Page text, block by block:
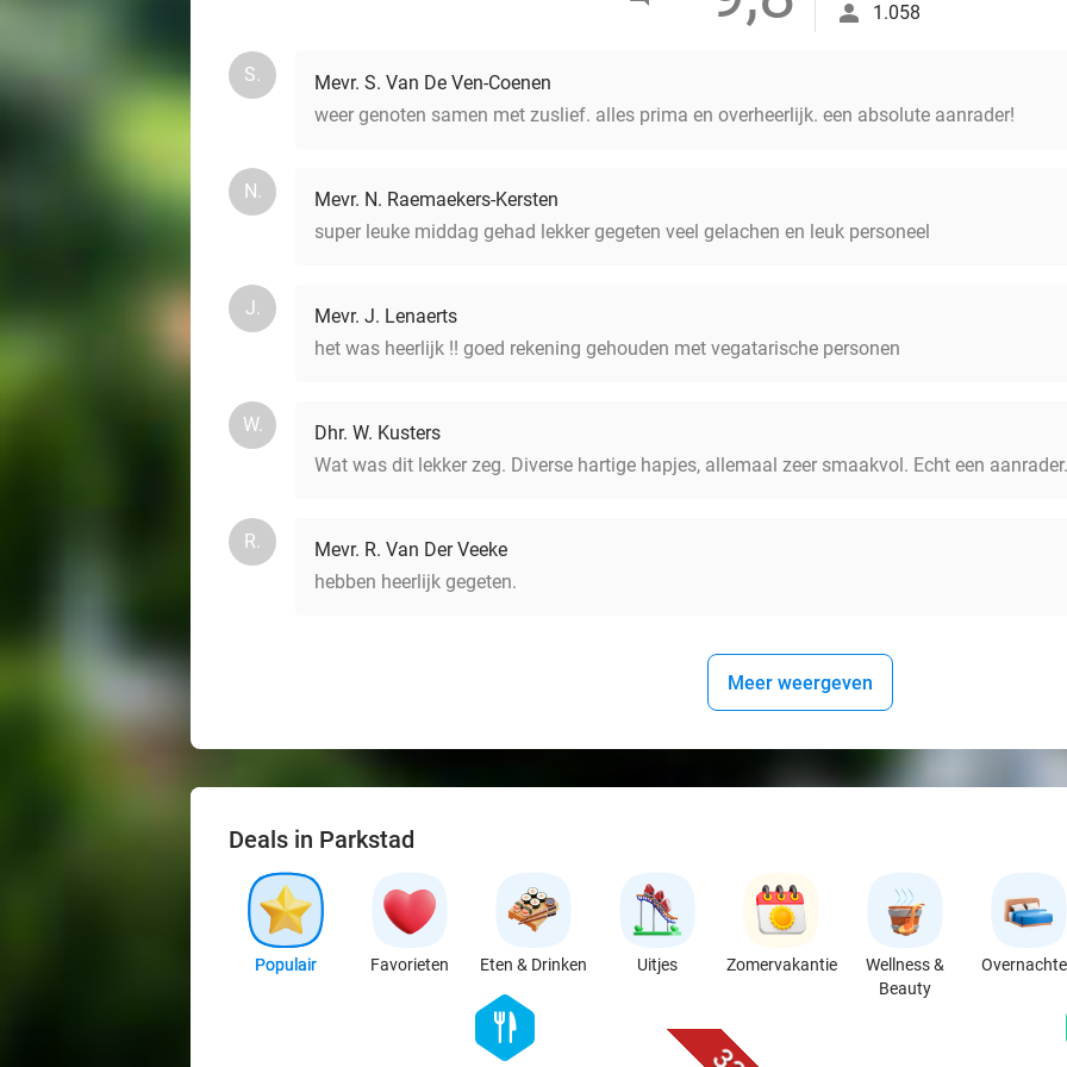
1.058
S.
Mevr. S. Van De Ven-Coenen
weer genoten samen met zuslief. alles prima en overheerlijk. een absolute aanrader!
N.
Mevr. N. Raemaekers-Kersten
super leuke middag gehad lekker gegeten veel gelachen en leuk personeel
J.
Mevr. J. Lenaerts
het was heerlijk !! goed rekening gehouden met vegatarische personen
W.
Dhr. W. Kusters
Wat was dit lekker zeg. Diverse hartige hapjes, allemaal zeer smaakvol. Echt een aanrader.
R.
Mevr. R. Van Der Veeke
hebben heerlijk gegeten.
Meer weergeven
Deals in Parkstad
Populair Favorieten Eten & Drinken Uitjes Zomervakantie
Wellness &
Beauty
hexagon
food